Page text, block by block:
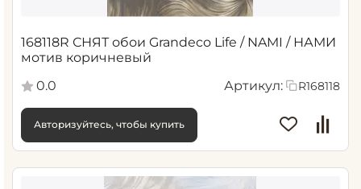
168118R СНЯТ обои Grandeco Life / NAMI / НАМИ
мотив коричневый
0.0
Артикул: R168118
Авторизуйтесь, чтобы купить